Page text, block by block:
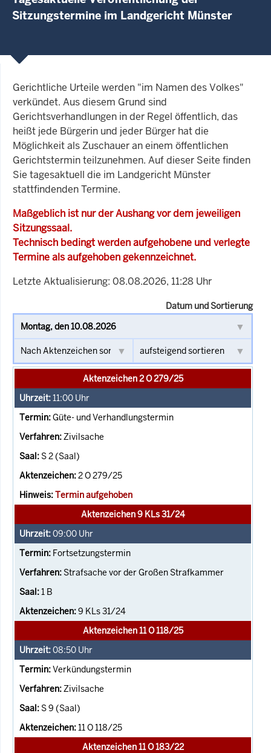
Sitzungstermine im Landgericht Münster
Gerichtliche Urteile werden "im Namen des Volkes"
verkündet. Aus diesem Grund sind
Gerichtsverhandlungen in der Regel öffentlich, das
heißt jede Bürgerin und jeder Bürger hat die
Möglichkeit als Zuschauer an einem öffentlichen
Gerichtstermin teilzunehmen. Auf dieser Seite finden
Sie tagesaktuell die im Landgericht Münster
stattfindenden Termine.
Maßgeblich ist nur der Aushang vor dem jeweiligen
Sitzungssaal.
Technisch bedingt werden aufgehobene und verlegte
Termine als aufgehoben gekennzeichnet.
Letzte Aktualisierung: 08.08.2026, 11:28 Uhr
Datum und Sortierung
Aktenzeichen 2 O 279/25
11:00 Uhr
Güte- und Verhandlungstermin
Zivilsache
S 2 (Saal)
2 O 279/25
Termin aufgehoben
Aktenzeichen 9 KLs 31/24
09:00 Uhr
Fortsetzungstermin
Strafsache vor der Großen Strafkammer
1 B
9 KLs 31/24
Aktenzeichen 11 O 118/25
08:50 Uhr
Verkündungstermin
Zivilsache
S 9 (Saal)
11 O 118/25
Aktenzeichen 11 O 183/22